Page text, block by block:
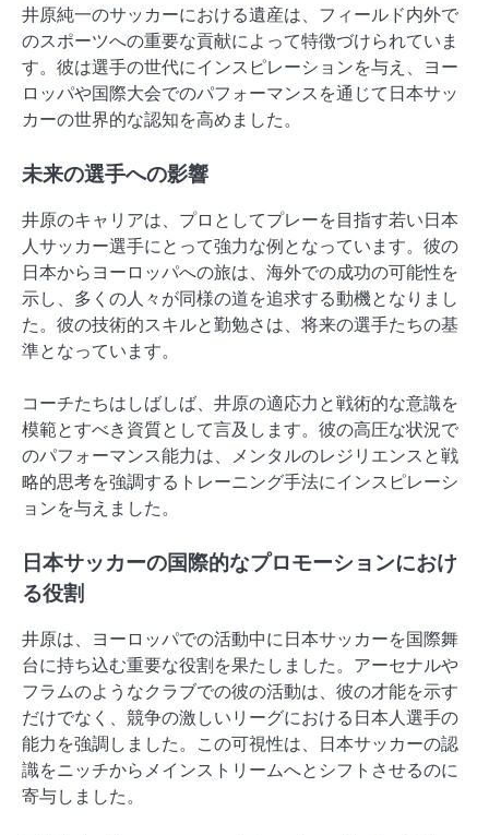
井原純一のサッカーにおける遺産は、フィールド内外で
のスポーツへの重要な貢献によって特徴づけられていま
す。彼は選手の世代にインスピレーションを与え、ヨー
ロッパや国際大会でのパフォーマンスを通じて日本サッ
カーの世界的な認知を高めました。
未来の選手への影響
井原のキャリアは、プロとしてプレーを目指す若い日本
人サッカー選手にとって強力な例となっています。彼の
日本からヨーロッパへの旅は、海外での成功の可能性を
示し、多くの人々が同様の道を追求する動機となりまし
た。彼の技術的スキルと勤勉さは、将来の選手たちの基
準となっています。
コーチたちはしばしば、井原の適応力と戦術的な意識を
模範とすべき資質として言及します。彼の高圧な状況で
のパフォーマンス能力は、メンタルのレジリエンスと戦
略的思考を強調するトレーニング手法にインスピレーシ
ョンを与えました。
日本サッカーの国際的なプロモーションにおけ
る役割
井原は、ヨーロッパでの活動中に日本サッカーを国際舞
台に持ち込む重要な役割を果たしました。アーセナルや
フラムのようなクラブでの彼の活動は、彼の才能を示す
だけでなく、競争の激しいリーグにおける日本人選手の
能力を強調しました。この可視性は、日本サッカーの認
識をニッチからメインストリームへとシフトさせるのに
寄与しました。